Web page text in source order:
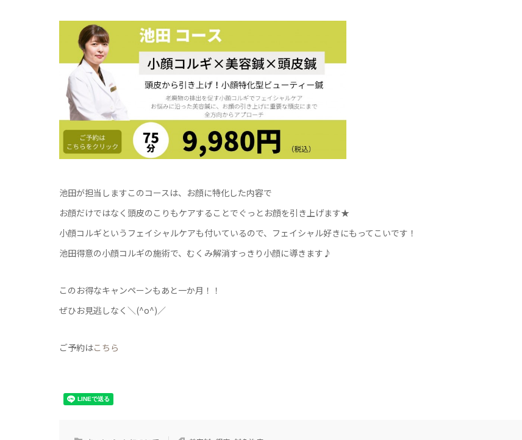
池田が担当しますこのコースは、お顔に特化した内容で
お顔だけではなく頭皮のこりもケアすることでぐっとお顔を引き上げます★
小顔コルギというフェイシャルケアも付いているので、フェイシャル好きにもってこいです！
池田得意の小顔コルギの施術で、むくみ解消すっきり小顔に導きます♪
このお得なキャンペーンもあと一か月！！
ぜひお見逃しなく＼(^o^)／
ご予約はこちら